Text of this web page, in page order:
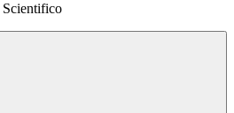
Scientifico